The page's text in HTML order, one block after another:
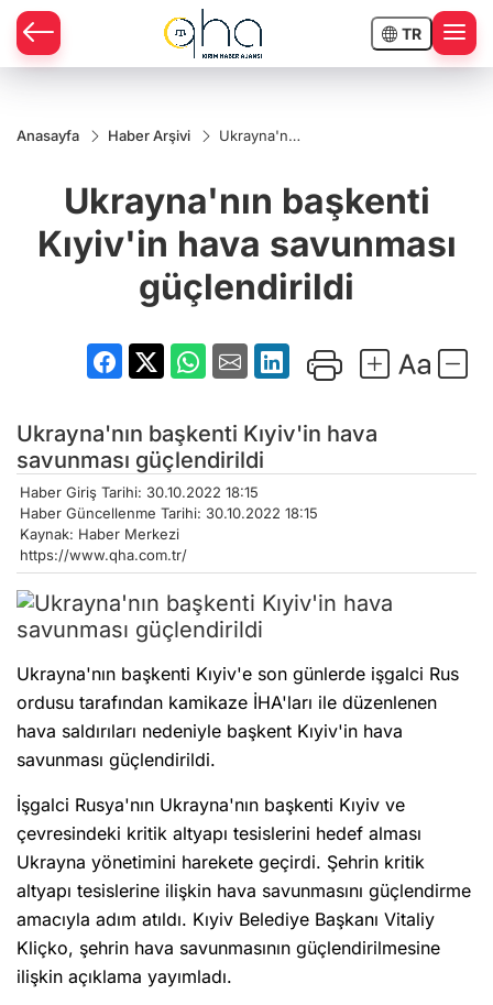
TR
Anasayfa Haber Arşivi
Ukrayna'nın
savunması
Ukrayna'nın başkenti
Kıyiv'in hava savunması
güçlendirildi
Ukrayna'nın başkenti Kıyiv'in hava
savunması güçlendirildi
Haber Giriş Tarihi: 30.10.2022 18:15
Haber Güncellenme Tarihi: 30.10.2022 18:15
Kaynak: Haber Merkezi
https://www.qha.com.tr/
Ukrayna'nın başkenti Kıyiv'e son günlerde işgalci Rus
ordusu tarafından kamikaze İHA'ları ile düzenlenen
hava saldırıları nedeniyle başkent Kıyiv'in hava
savunması güçlendirildi.
İşgalci Rusya'nın Ukrayna'nın başkenti Kıyiv ve
çevresindeki kritik altyapı tesislerini hedef alması
Ukrayna yönetimini harekete geçirdi. Şehrin kritik
altyapı tesislerine ilişkin hava savunmasını güçlendirme
amacıyla adım atıldı. Kıyiv Belediye Başkanı Vitaliy
Kliçko, şehrin hava savunmasının güçlendirilmesine
ilişkin açıklama yayımladı.